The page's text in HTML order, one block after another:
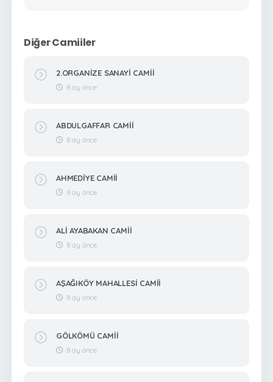
Diğer Camiiler
2.ORGANİZE SANAYİ CAMİİ
8 ay önce
ABDULGAFFAR CAMİİ
8 ay önce
AHMEDİYE CAMİİ
8 ay önce
ALİ AYABAKAN CAMİİ
8 ay önce
AŞAĞIKÖY MAHALLESİ CAMİİ
8 ay önce
GÖLKÖMÜ CAMİİ
8 ay önce